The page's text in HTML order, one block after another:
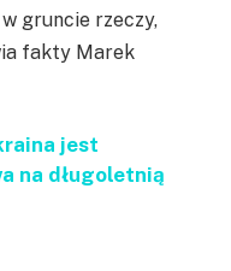
gruncie rzeczy,
fakty Marek
jest
na długoletnią